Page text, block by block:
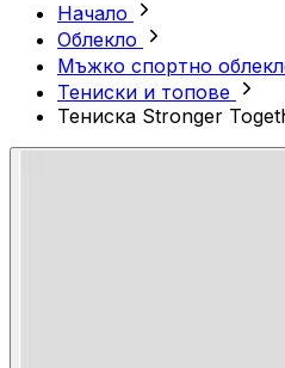
Начало
Облекло
Мъжко спортно
Тениски и топове
Тениска Stronger